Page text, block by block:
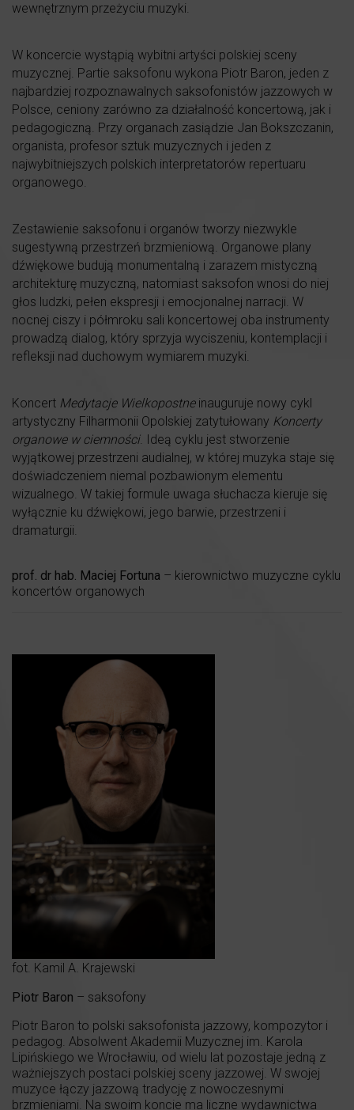
wewnętrznym przeżyciu muzyki.
W koncercie wystąpią wybitni artyści polskiej sceny
muzycznej. Partie saksofonu wykona Piotr Baron, jeden z
najbardziej rozpoznawalnych saksofonistów jazzowych w
Polsce, ceniony zarówno za działalność koncertową, jak i
pedagogiczną. Przy organach zasiądzie Jan Bokszczanin,
organista, profesor sztuk muzycznych i jeden z
najwybitniejszych polskich interpretatorów repertuaru
organowego.
Zestawienie saksofonu i organów tworzy niezwykle
sugestywną przestrzeń brzmieniową. Organowe plany
dźwiękowe budują monumentalną i zarazem mistyczną
architekturę muzyczną, natomiast saksofon wnosi do niej
głos ludzki, pełen ekspresji i emocjonalnej narracji. W
nocnej ciszy i półmroku sali koncertowej oba instrumenty
prowadzą dialog, który sprzyja wyciszeniu, kontemplacji i
refleksji nad duchowym wymiarem muzyki.
Koncert Medytacje Wielkopostneinauguruje nowy cykl
artystyczny Filharmonii Opolskiej zatytułowany Koncerty
organowe w ciemności. Ideą cyklu jest stworzenie
wyjątkowej przestrzeni audialnej, w której muzyka staje się
doświadczeniem niemal pozbawionym elementu
wizualnego. W takiej formule uwaga słuchacza kieruje się
wyłącznie ku dźwiękowi, jego barwie, przestrzeni i
dramaturgii.
prof. dr hab. Maciej Fortuna – kierownictwo muzyczne cyklu
koncertów organowych
fot. Kamil A. Krajewski
Piotr Baron – saksofony
Piotr Baron to polski saksofonista jazzowy, kompozytor i
pedagog. Absolwent Akademii Muzycznej im. Karola
Lipińskiego we Wrocławiu, od wielu lat pozostaje jedną z
ważniejszych postaci polskiej sceny jazzowej. W swojej
muzyce łączy jazzową tradycję z nowoczesnymi
brzmieniami. Na swoim koncie ma liczne wydawnictwa